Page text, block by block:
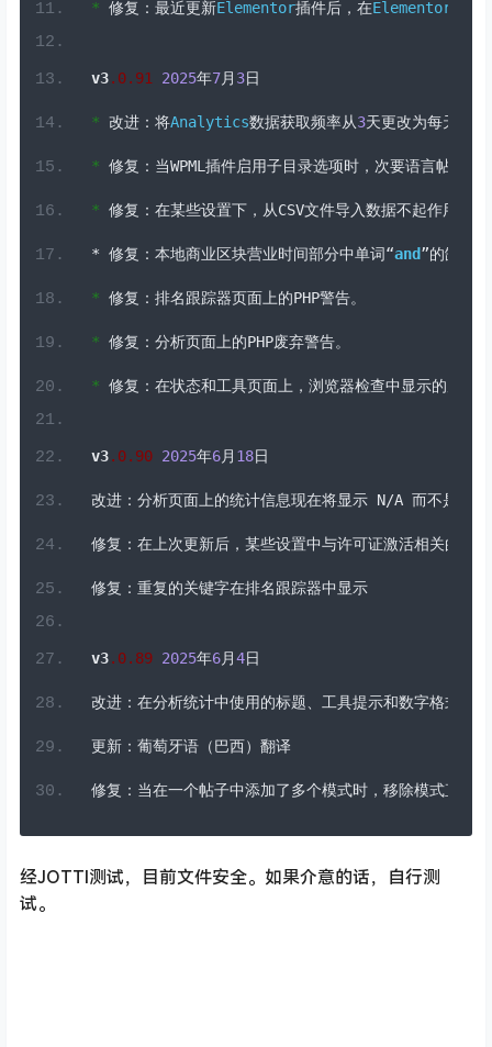
* 修复：最近更新Elementor插件后，在Elementor
v3. 0.91 2025年7月 3日
* 改进：将Analytics数据获取频率从3天更改为每天，
* 修复：当WPML 插件启用子目录选项时，次要语言帖子的
* 修复：在某些设置下，从CSV文件导入数据不起作用。
* 修复：本地商业区块营业时间部分中单词“and”的缺失
* 修复：排名跟踪器页面上的PHP警告。
* 修复：分析页面上的PHP废弃警告。
* 修复：在状态和工具页面上，浏览器检查中显示的废弃
v3. 0.90 2025年6月 18日
改进：分析页面上的统计信息现在将显示 N/A 而不是
修复：在上次更新后，某些设置中与许可证激活相关的
修复：重复的关键字在排名跟踪器中显示
v3. 0.89 2025年6月4日
改进：在分析统计中使用的标题、工具提示和数字格式，
更新：葡萄牙语（巴西）翻译
修复：当在一个帖子中添加了多个模式时，移除模式直到
经JOTTI测试，目前文件安全。如果介意的话，自行测
试。